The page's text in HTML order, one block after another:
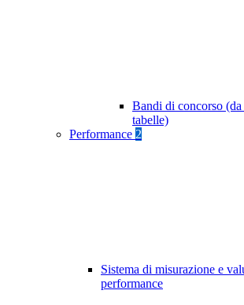
Bandi di concorso
tabelle)
Performance 2
Sistema di misurazione e
performance